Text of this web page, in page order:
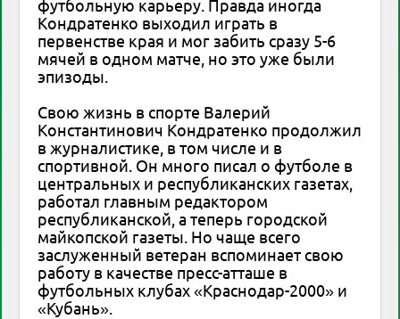
футбольную карьеру. Правда иногда
Кондратенко выходил играть в
первенстве края и мог забить сразу 5-6
мячей в одном матче, но это уже были
эпизоды.
Свою жизнь в спорте Валерий
Константинович Кондратенко продолжил
в журналистике, в том числе и в
спортивной. Он много писал о футболе в
центральных и республиканских газетах,
работал главным редактором
республиканской, а теперь городской
майкопской газеты. Но чаще всего
заслуженный ветеран вспоминает свою
работу в качестве пресс-атташе в
футбольных клубах «Краснодар-2000» и
«Кубань».